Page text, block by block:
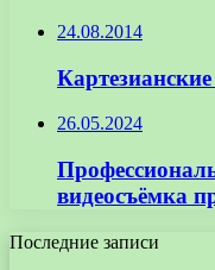
24.08.2014
26.05.2024
видеосъёмка
Последние записи